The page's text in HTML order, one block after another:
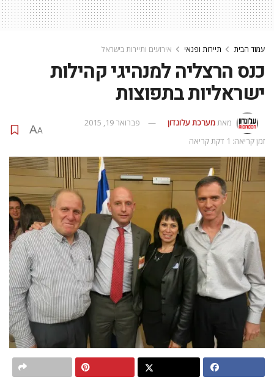
עמוד הבית תיירות ופנאי אירועים ותיירות בישראל
כנס הרצליה למנהיגי קהילות
ישראליות בתפוצות
מאתמערכת עלונדון
פברואר 19, 2015
זמן קריאה: 1 דקת קריאה
A
A